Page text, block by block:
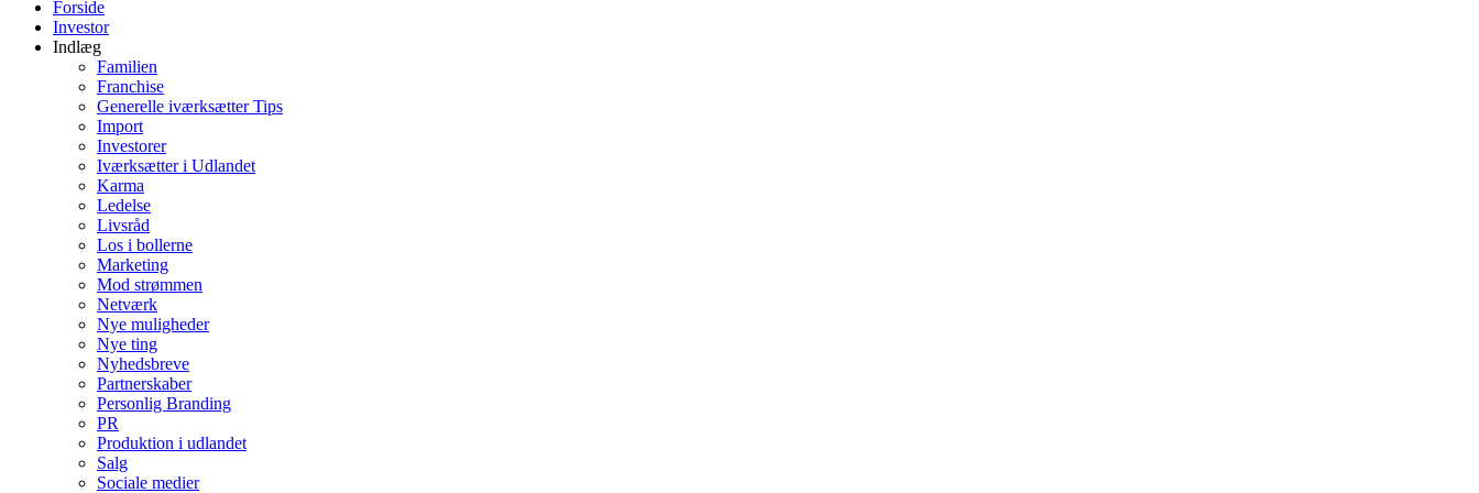
Forside
Investor
Indlæg
Familien
Franchise
Generelle iværksætter Tips
Import
Investorer
Iværksætter i Udlandet
Karma
Ledelse
Livsråd
Los i bollerne
Marketing
Mod strømmen
Netværk
Nye muligheder
Nye ting
Nyhedsbreve
Partnerskaber
Personlig Branding
PR
Produktion i udlandet
Salg
Sociale medier